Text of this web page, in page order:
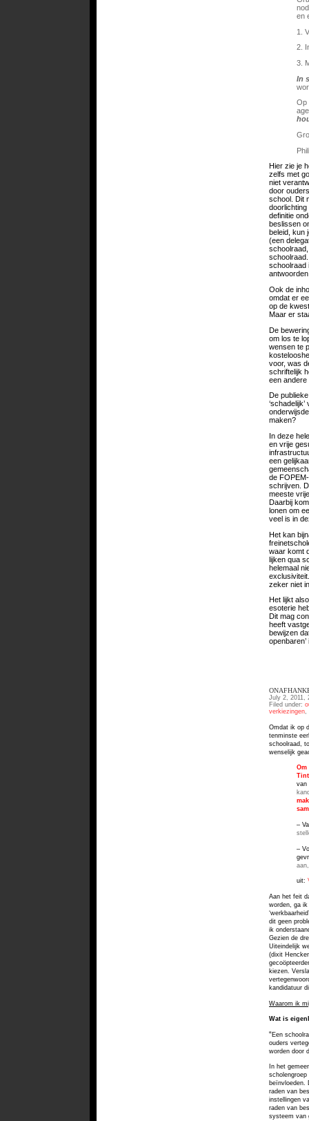
en
1.
2.
3.
In
Op
Hier zie je
zelfs met
niet
door
school. Dit
doorlichting
definitie
beslissen
beleid, kun
(een
schoolraad
Ook de
omdat er
op de
Maar er
De
om los te
wensen te
voor, was
schriftelijk
een andere
De
maken?
In deze
en vrije
een
de
schrijven.
meeste
Daarbij
lonen om
veel is in
Het kan
waar komt
lijken qua
helemaal
zeker niet
Het lijkt
esoterie
Dit mag
heeft
bewijzen
July 2, 2011,
Filed under:
verkiezingen
Omdat ik op
tenminste
schoolraad,
wenselijk
Om
van
–
–
uit:
Aan het feit
worden, ga
dit geen
ik
Gezien de
Uiteindelijk
(dixit
kiezen.
kandidatuur
Waarom ik
Wat is
“Een
ouders
worden door
In het
beïnvloeden.
raden van
instellingen
raden van
systeem van